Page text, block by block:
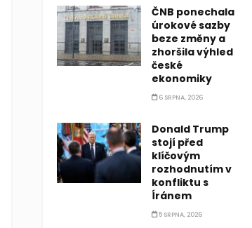
ČNB ponechala
úrokové sazby
beze změny a
zhoršila výhled
české
ekonomiky
6 SRPNA, 2026
Donald Trump
stojí před
klíčovým
rozhodnutím v
konfliktu s
Íránem
5 SRPNA, 2026